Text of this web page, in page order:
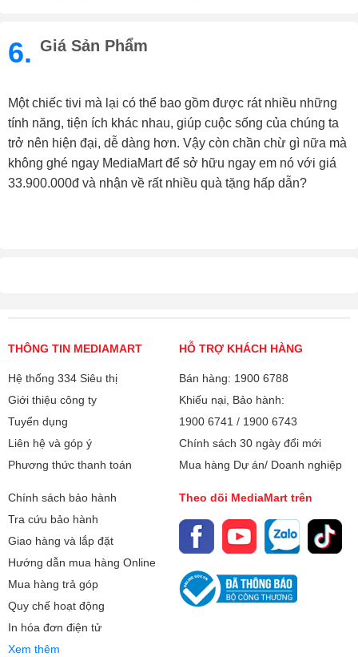
6. Giá Sản Phẩm
Một chiếc tivi mà lại có thể bao gồm được rát nhiều những
tính năng, tiện ích khác nhau, giúp cuộc sống của chúng ta
trở nên hiện đại, dễ dàng hơn. Vậy còn chần chừ gì nữa mà
không ghé ngay MediaMart để sở hữu ngay em nó với giá
33.900.000đ và nhận về rất nhiều quà tặng hấp dẫn?
THÔNG TIN MEDIAMART
Hệ thống 334 Siêu thị
Giới thiệu công ty
Tuyển dụng
Liên hệ và góp ý
Phương thức thanh toán
HỖ TRỢ KHÁCH HÀNG
Bán hàng: 1900 6788
Khiếu nại, Bảo hành:
1900 6741 / 1900 6743
Chính sách 30 ngày đổi mới
Mua hàng Dự án/ Doanh nghiệp
Chính sách bảo hành
Tra cứu bảo hành
Giao hàng và lắp đặt
Hướng dẫn mua hàng Online
Mua hàng trả góp
Quy chế hoạt động
In hóa đơn điện tử
Xem thêm
Theo dõi MediaMart trên